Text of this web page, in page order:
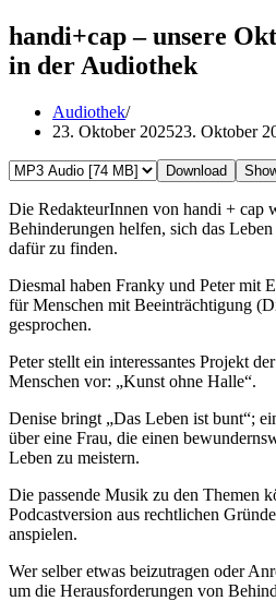
handi+cap – unsere
in der Audiothek
Audiothek
23. Oktober 202523. Oktober
Download
Die RedakteurInnen von handi + cap
Behinderungen helfen, sich das
dafür zu finden.
Diesmal haben Franky und Peter mit
für Menschen mit Beeinträchtigung
gesprochen.
Peter stellt ein interessantes Projekt
Menschen vor: „Kunst ohne Halle“.
Denise bringt „Das Leben ist bunt“;
über eine Frau, die einen
Leben zu meistern.
Die passende Musik zu den Themen
Podcastversion aus rechtlichen
anspielen.
Wer selber etwas beizutragen oder
um die Herausforderungen von